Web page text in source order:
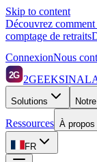
Skip to content
Découvrez
comptage de retraits
ConnexionNous
2G
Solutions
Ressources À propos
FR